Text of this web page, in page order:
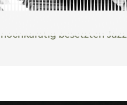
besetzten Jazz